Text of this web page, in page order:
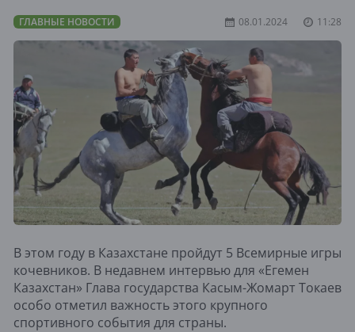
ГЛАВНЫЕ НОВОСТИ 08.01.2024 11:28
В этом году в Казахстане пройдут 5 Всемирные игры
кочевников. В недавнем интервью для «Егемен
Казахстан» Глава государства Касым-Жомарт Токаев
особо отметил важность этого крупного
спортивного события для страны.